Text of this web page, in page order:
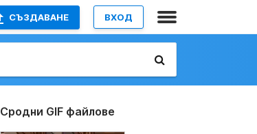
СЪЗДАВАНЕ ВХОД
Сродни GIF файлове